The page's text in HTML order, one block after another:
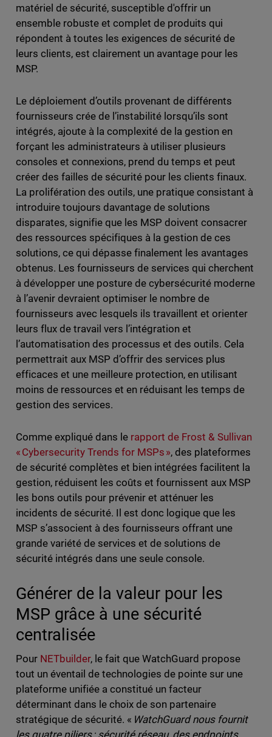
matériel de sécurité, susceptible d'offrir un
ensemble robuste et complet de produits qui
répondent à toutes les exigences de sécurité de
leurs clients, est clairement un avantage pour les
MSP.
Le déploiement d’outils provenant de différents
fournisseurs crée de l’instabilité lorsqu’ils sont
intégrés, ajoute à la complexité de la gestion en
forçant les administrateurs à utiliser plusieurs
consoles et connexions, prend du temps et peut
créer des failles de sécurité pour les clients finaux.
La prolifération des outils, une pratique consistant à
introduire toujours davantage de solutions
disparates, signifie que les MSP doivent consacrer
des ressources spécifiques à la gestion de ces
solutions, ce qui dépasse finalement les avantages
obtenus. Les fournisseurs de services qui cherchent
à développer une posture de cybersécurité moderne
à l’avenir devraient optimiser le nombre de
fournisseurs avec lesquels ils travaillent et orienter
leurs flux de travail vers l’intégration et
l’automatisation des processus et des outils. Cela
permettrait aux MSP d’offrir des services plus
efficaces et une meilleure protection, en utilisant
moins de ressources et en réduisant les temps de
gestion des services.
Comme expliqué dans le rapport de Frost & Sullivan
« Cybersecurity Trends for MSPs », des plateformes
de sécurité complètes et bien intégrées facilitent la
gestion, réduisent les coûts et fournissent aux MSP
les bons outils pour prévenir et atténuer les
incidents de sécurité. Il est donc logique que les
MSP s’associent à des fournisseurs offrant une
grande variété de services et de solutions de
sécurité intégrés dans une seule console.
Générer de la valeur pour les
MSP grâce à une sécurité
centralisée
Pour NETbuilder, le fait que WatchGuard propose
tout un éventail de technologies de pointe sur une
plateforme unifiée a constitué un facteur
déterminant dans le choix de son partenaire
stratégique de sécurité. « WatchGuard nous fournit